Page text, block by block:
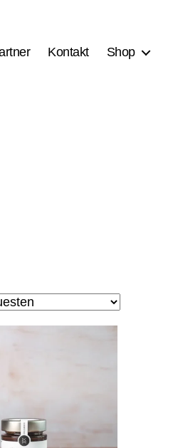
Kontakt Shop